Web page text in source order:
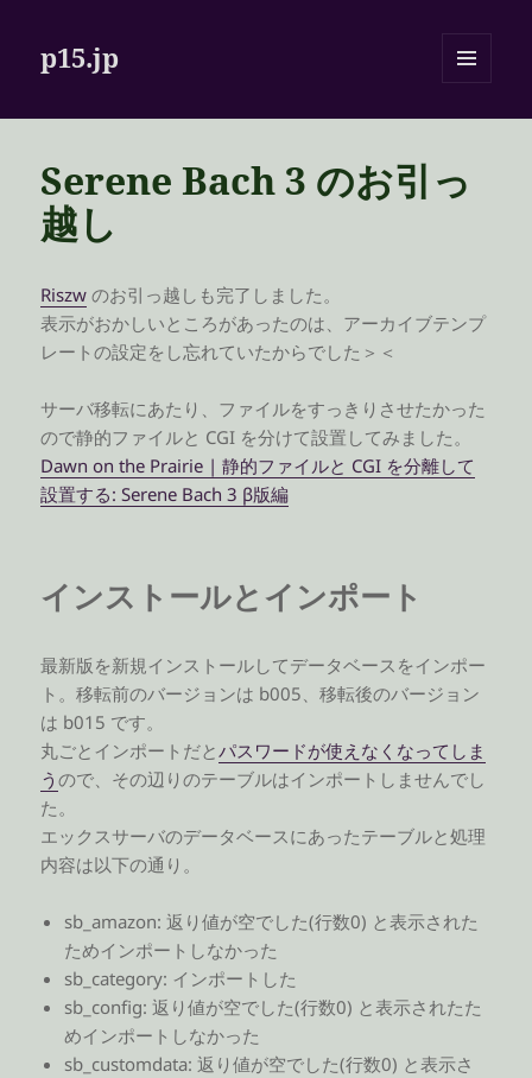
p15.jp
ーとウ
Serene Bach 3 のお引っ
越し
Riszw のお引っ越しも完了しました。
表示がおかしいところがあったのは、アーカイブテンプ
レートの設定をし忘れていたからでした＞＜
サーバ移転にあたり、ファイルをすっきりさせたかった
ので静的ファイルと CGI を分けて設置してみました。
Dawn on the Prairie | 静的ファイルと CGI を分離して
設置する: Serene Bach 3 β版編
インストールとインポート
最新版を新規インストールしてデータベースをインポー
ト。移転前のバージョンは b005、移転後のバージョン
は b015 です。
丸ごとインポートだとパスワードが使えなくなってしま
うので、その辺りのテーブルはインポートしませんでし
た。
エックスサーバのデータベースにあったテーブルと処理
内容は以下の通り。
sb_amazon: 返り値が空でした(行数0) と表示された
ためインポートしなかった
sb_category: インポートした
sb_config: 返り値が空でした(行数0) と表示されたた
めインポートしなかった
sb_customdata: 返り値が空でした(行数0) と表示さ